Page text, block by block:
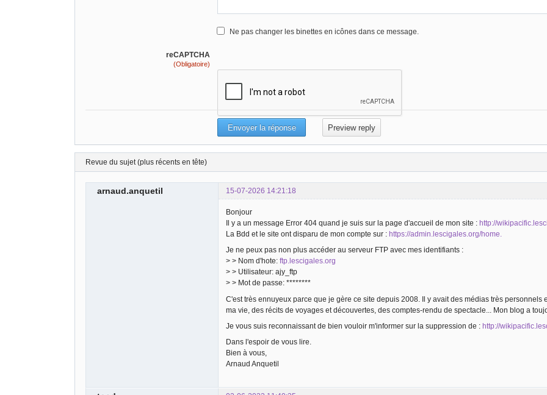
Ne pas changer les binettes en icônes dans ce message.
reCAPTCHA
(Obligatoire)
Revue du sujet (plus récents en tête)
arnaud.anquetil 15-07-2026 14:21:18
Bonjour
Il y a un message Error 404 quand je suis sur la page d'accueil de mon site : http://
La Bdd et le site ont disparu de mon compte sur : https://admin.lescigales.org/home.
Je ne peux pas non plus accéder au serveur FTP avec mes identifiants :
> > Nom d'hote: ftp.lescigales.org
> > Utilisateur: ajy_ftp
> > Mot de passe: ********
C'est très ennuyeux parce que je gère ce site depuis 2008. Il y avait des médias très
ma vie, des récits de voyages et découvertes, des comptes-rendu de spectacle... Mon blog a
Je vous suis reconnaissant de bien vouloir m'informer sur la suppression de : http://
Dans l'espoir de vous lire.
Bien à vous,
Arnaud Anquetil